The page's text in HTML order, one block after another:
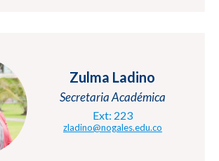
Zulma Ladino
Secretaria Académica
Ext: 223
zladino@nogales.edu.co